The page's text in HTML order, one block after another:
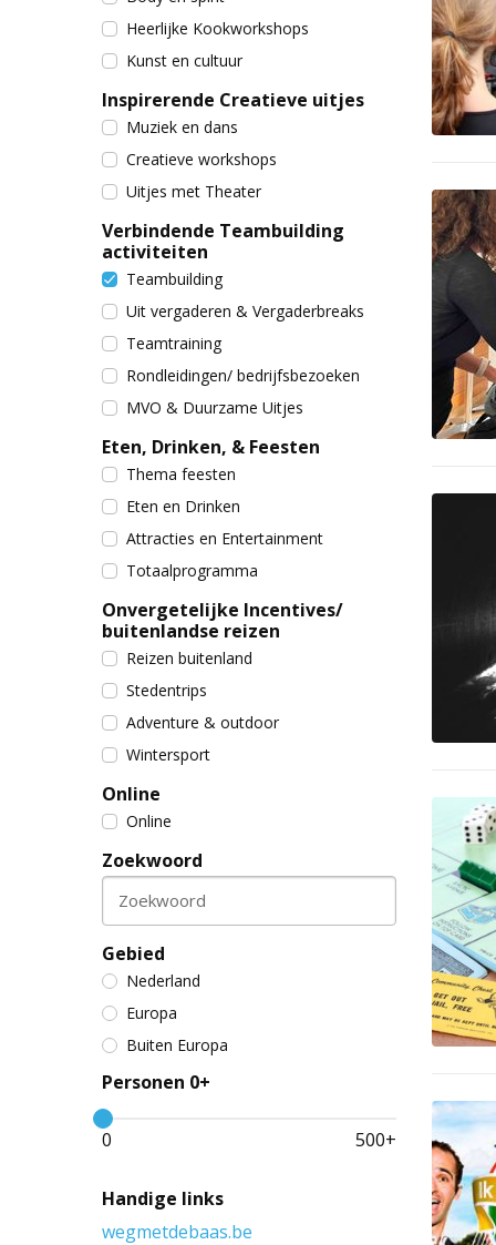
Heerlijke Kookworkshops
Kunst en cultuur
Inspirerende Creatieve uitjes
Muziek en dans
Creatieve workshops
Uitjes met Theater
Verbindende Teambuilding
activiteiten
Teambuilding
Uit vergaderen & Vergaderbreaks
Teamtraining
Rondleidingen/ bedrijfsbezoeken
MVO & Duurzame Uitjes
Eten, Drinken, & Feesten
Thema feesten
Eten en Drinken
Attracties en Entertainment
Totaalprogramma
Onvergetelijke Incentives/
buitenlandse reizen
Reizen buitenland
Stedentrips
Adventure & outdoor
Wintersport
Online
Online
Zoekwoord
Zoekwoord
Gebied
Nederland
Europa
Buiten Europa
Personen 0+
0 500+
Handige links
wegmetdebaas.be